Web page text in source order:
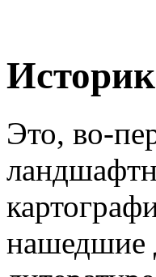
Это, во-
нашедшие